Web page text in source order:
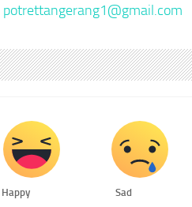
potrettangerang1@gmail.com
Happy Sad